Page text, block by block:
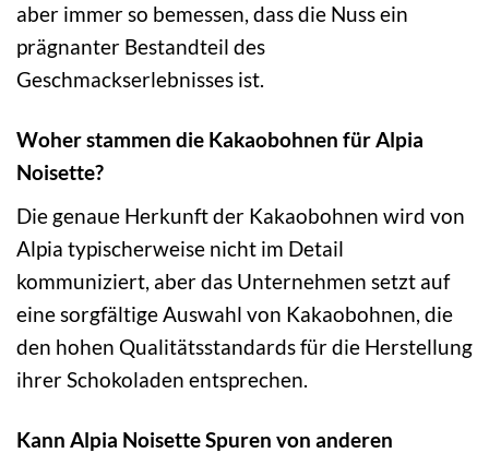
aber immer so bemessen, dass die Nuss ein
prägnanter Bestandteil des
Geschmackserlebnisses ist.
Woher stammen die Kakaobohnen für Alpia
Noisette?
Die genaue Herkunft der Kakaobohnen wird von
Alpia typischerweise nicht im Detail
kommuniziert, aber das Unternehmen setzt auf
eine sorgfältige Auswahl von Kakaobohnen, die
den hohen Qualitätsstandards für die Herstellung
ihrer Schokoladen entsprechen.
Kann Alpia Noisette Spuren von anderen